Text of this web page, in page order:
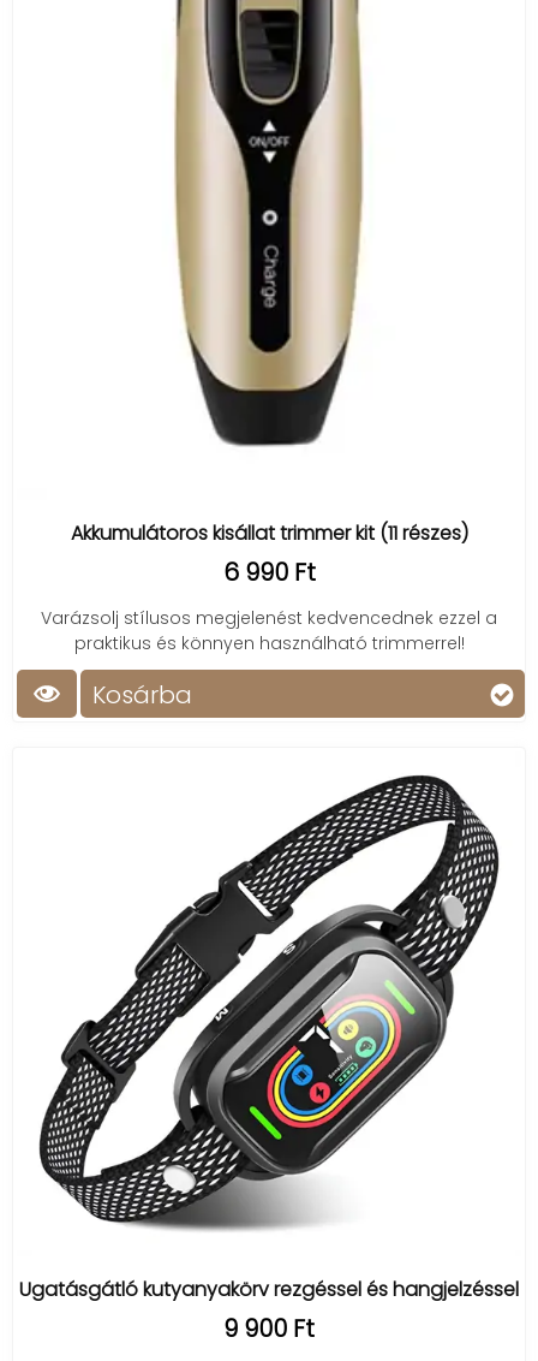
Akkumulátoros kisállat trimmer kit (11 részes)
6 990 Ft
Varázsolj stílusos megjelenést kedvencednek ezzel a
praktikus és könnyen használható trimmerrel!
Kosárba
Ugatásgátló kutyanyakörv rezgéssel és hangjelzéssel
9 900 Ft